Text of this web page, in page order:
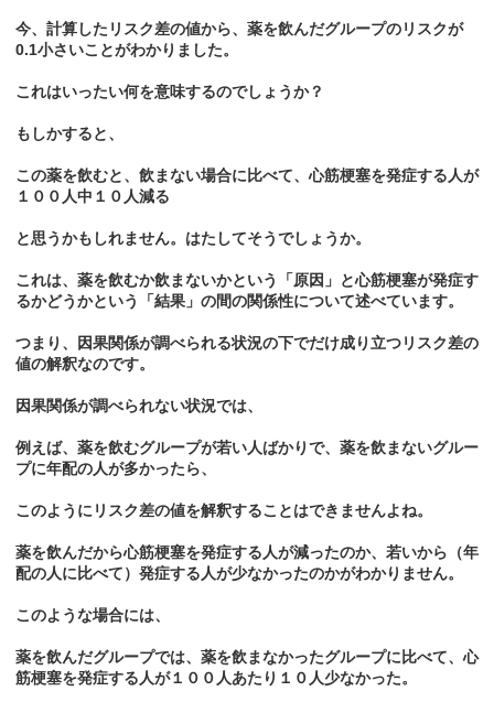
今、計算したリスク差の値から、薬を飲んだグループのリスクが
0.1小さいことがわかりました。
これはいったい何を意味するのでしょうか？
もしかすると、
この薬を飲むと、飲まない場合に比べて、心筋梗塞を発症する人が
１００人中１０人減る
と思うかもしれません。はたしてそうでしょうか。
これは、薬を飲むか飲まないかという「原因」と心筋梗塞が発症す
るかどうかという「結果」の間の関係性について述べています。
つまり、因果関係が調べられる状況の下でだけ成り立つリスク差の
値の解釈なのです。
因果関係が調べられない状況では、
例えば、薬を飲むグループが若い人ばかりで、薬を飲まないグルー
プに年配の人が多かったら、
このようにリスク差の値を解釈することはできませんよね。
薬を飲んだから心筋梗塞を発症する人が減ったのか、若いから（年
配の人に比べて）発症する人が少なかったのかがわかりません。
このような場合には、
薬を飲んだグループでは、薬を飲まなかったグループに比べて、心
筋梗塞を発症する人が１００人あたり１０人少なかった。